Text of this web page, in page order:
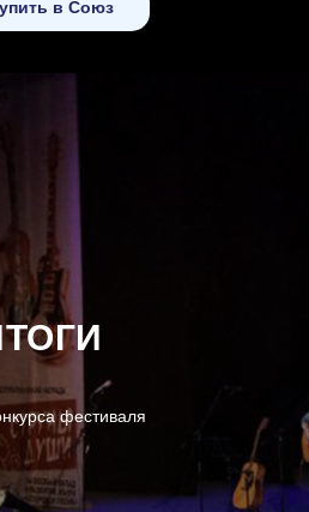
в Союз
фестиваля